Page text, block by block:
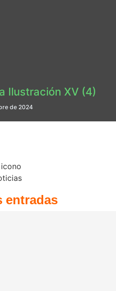
Ilustración XV (4)
de 2024
entradas